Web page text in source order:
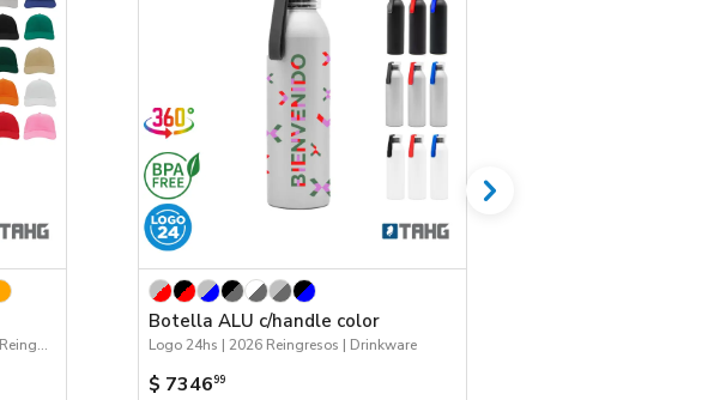
Gorros | Logo 24hs | Workwear | 2026 Reingresos | Próximos Arribos
Botella ALU c/handle color
Logo 24hs | 2026 Reingresos | Drinkware
$ 734699